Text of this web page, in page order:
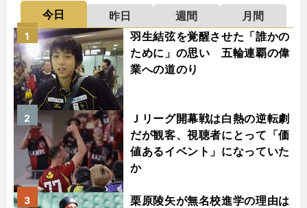
今日 昨日 週間
月間
羽生結弦を覚醒させた「誰かの
ために」の思い 五輪連覇の偉
業への道のり
1
Ｊリーグ開幕戦は白熱の逆転劇
だが観客、視聴者にとって「価
値あるイベント」になっていた
か
2
栗原陵矢が無名校進学の理由は
3